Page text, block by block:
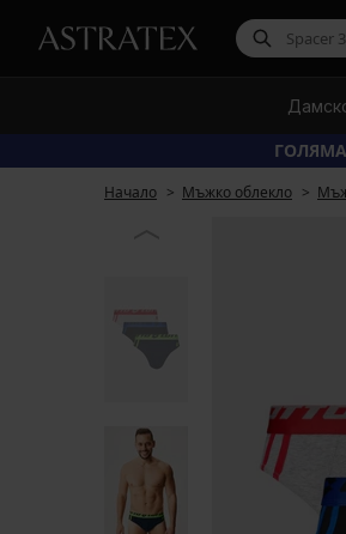
Начало Мъжко облекло